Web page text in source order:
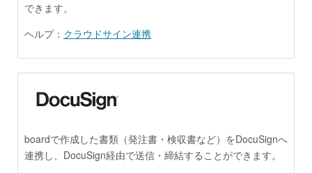
できます。
ヘルプ： クラウドサイン連携
boardで作成した書類（発注書・検収書など）をDocuSignへ
連携し、DocuSign経由で送信・締結することができます。